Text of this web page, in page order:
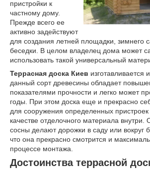
пристройки к
частному дому.
Прежде всего ее
активно задействуют
для создания летней площадки, зимнего
беседки. В целом владелец дома может
использовать такой универсальный
Террасная доска Киев изготавливается
данный сорт древесины обладает
показателями прочности и легко может
годы. При этом доска еще и прекрасно
для сооружения определенных пристроек
качестве отделочного материала внутри.
сосны делают дорожки в саду или вокруг
что она прекрасно смотрится и
процессе монтажа.
Достоинства террасной